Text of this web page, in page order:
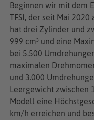
Beginnen wir mit dem
TFSI, der seit Mai
hat drei Zylinder und
999 cm³ und eine
bei 5.500
maximalen
und 3.000
Leergewicht zwischen
Modell eine
km/h erreichen und